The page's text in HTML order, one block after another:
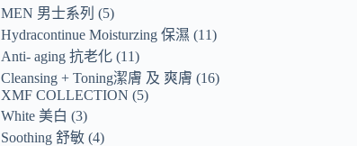
MEN 男士系列
5
Hydracontinue Moisturzing 保濕
11
Anti- aging 抗老化 11
Cleansing + Toning潔膚 及 爽膚
16
XMF COLLECTION
5
White 美白
3
Soothing 舒敏 4